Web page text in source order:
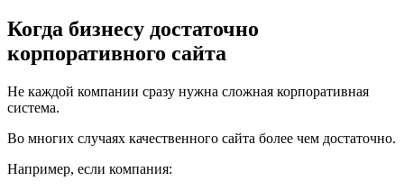
Когда бизнесу достаточно
корпоративного сайта
Не каждой компании сразу нужна сложная корпоративная
система.
Во многих случаях качественного сайта более чем достаточно.
Например, если компания: